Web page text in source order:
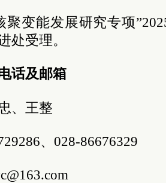
聚变能发展研究专项
处受理。
话及邮箱
、王整
、028-86676329